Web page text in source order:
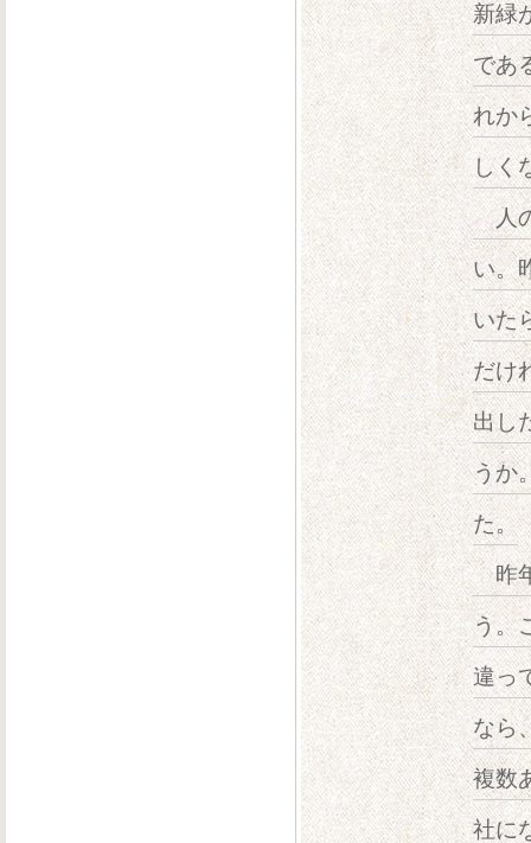
新緑
であ
れか
しく
人の
い。
いた
だけ
出し
うか
た。
昨年
う。
違っ
なら
複数
社に